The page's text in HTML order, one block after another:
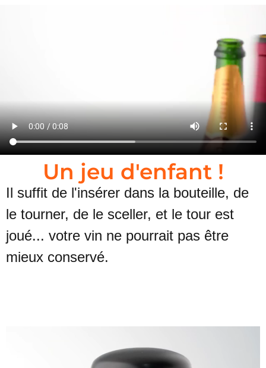
Un jeu d'enfant !
Il suffit de l'insérer dans la bouteille, de
le tourner, de le sceller, et le tour est
joué... votre vin ne pourrait pas être
mieux conservé.